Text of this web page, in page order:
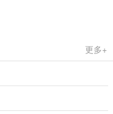
更多+